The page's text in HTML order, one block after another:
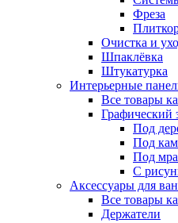
Фреза
Очистка и
Шпаклёвка
Штукатурка
Интерьерные
Все товары
Графический
Под
Под
Под
С
Аксессуары для
Все товары
Держатели